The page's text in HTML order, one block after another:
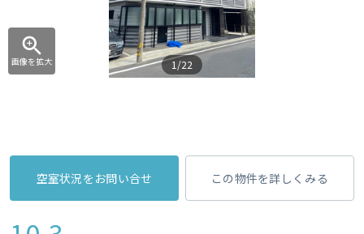
画像を拡大 1/22
空室状況をお問い合せ この物件を詳しくみる